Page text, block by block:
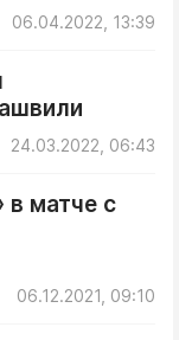
06.04.2022, 13:39
24.03.2022, 06:43
матче с
06.12.2021, 09:10